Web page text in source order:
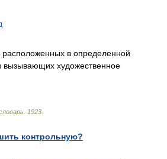
расположенных в определенной
вызывающих художественное
1923
контрольную?